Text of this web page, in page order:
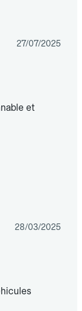
27/07/2025
et
28/03/2025